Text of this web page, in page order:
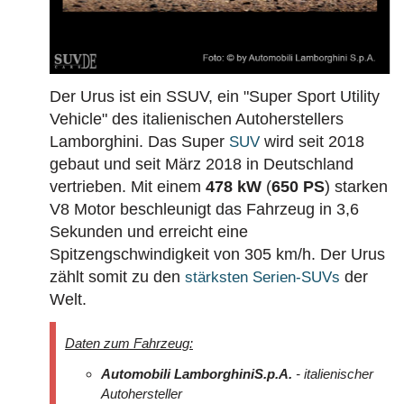
Der Urus ist ein SSUV, ein "Super Sport Utility
Vehicle" des italienischen Autoherstellers
Lamborghini. Das Super SUV wird seit 2018
gebaut und seit März 2018 in Deutschland
vertrieben. Mit einem 478 kW (650 PS) starken
V8 Motor beschleunigt das Fahrzeug in 3,6
Sekunden und erreicht eine
Spitzengschwindigkeit von 305 km/h. Der Urus
zählt somit zu den stärksten Serien-SUVs der
Welt.
Daten zum Fahrzeug:
Automobili LamborghiniS.p.A. - italienischer
Autohersteller